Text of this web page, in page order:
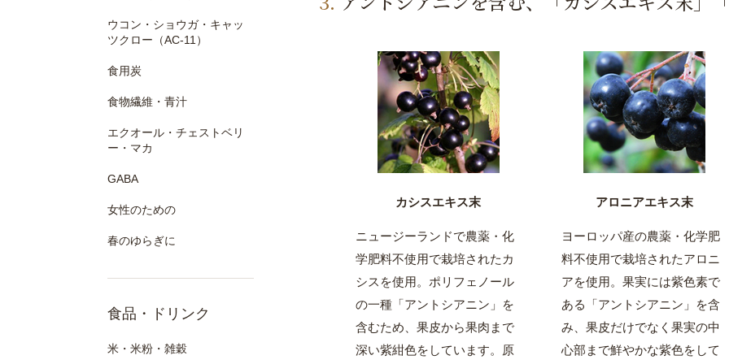
ウコン・ショウガ・キャッ
ツクロー（AC-11）
食用炭
食物繊維・青汁
エクオール・チェストベリ
ー・マカ
GABA
女性のための
春のゆらぎに
食品・ドリンク
米・米粉・雑穀
カシスエキス末
ニュージーランドで農薬・化
学肥料不使用で栽培されたカ
シスを使用。ポリフェノール
の一種「アントシアニン」を
含むため、果皮から果肉まで
深い紫紺色をしています。原
アロニアエキス末
ヨーロッパ産の農薬・化学肥
料不使用で栽培されたアロニ
アを使用。果実には紫色素で
ある「アントシアニン」を含
み、果皮だけでなく果実の中
心部まで鮮やかな紫色をして